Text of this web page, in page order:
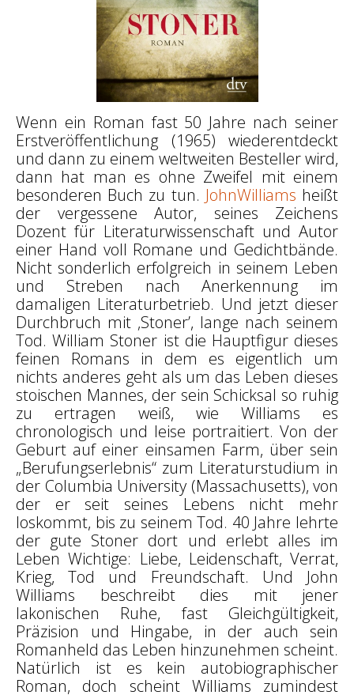
Wenn ein Roman fast 50 Jahre nach seiner
Erstveröffentlichung (1965) wiederentdeckt
und dann zu einem weltweiten Besteller wird,
dann hat man es ohne Zweifel mit einem
besonderen Buch zu tun. JohnWilliams heißt
der vergessene Autor, seines Zeichens
Dozent für Literaturwissenschaft und Autor
einer Hand voll Romane und Gedichtbände.
Nicht sonderlich erfolgreich in seinem Leben
und Streben nach Anerkennung im
damaligen Literaturbetrieb. Und jetzt dieser
Durchbruch mit ‚Stoner’, lange nach seinem
Tod. William Stoner ist die Hauptfigur dieses
feinen Romans in dem es eigentlich um
nichts anderes geht als um das Leben dieses
stoischen Mannes, der sein Schicksal so ruhig
zu ertragen weiß, wie Williams es
chronologisch und leise portraitiert. Von der
Geburt auf einer einsamen Farm, über sein
„Berufungserlebnis“ zum Literaturstudium in
der Columbia University (Massachusetts), von
der er seit seines Lebens nicht mehr
loskommt, bis zu seinem Tod. 40 Jahre lehrte
der gute Stoner dort und erlebt alles im
Leben Wichtige: Liebe, Leidenschaft, Verrat,
Krieg, Tod und Freundschaft. Und John
Williams beschreibt dies mit jener
lakonischen Ruhe, fast Gleichgültigkeit,
Präzision und Hingabe, in der auch sein
Romanheld das Leben hinzunehmen scheint.
Natürlich ist es kein autobiographischer
Roman, doch scheint Williams zumindest